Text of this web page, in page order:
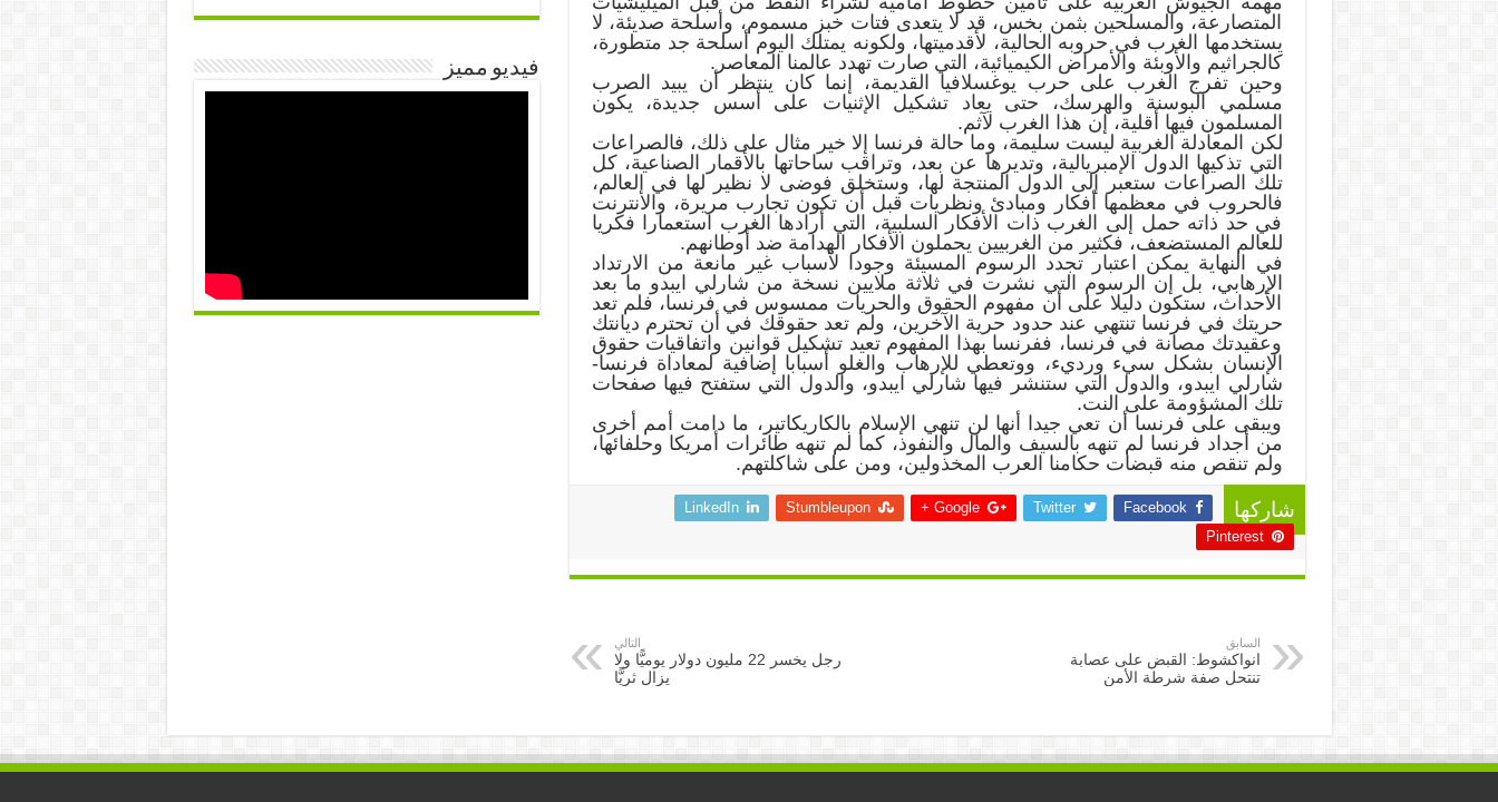
المتصارعة، والمسلحين بثمن بخس، قد لا يتعدى فتات خبز مسموم، وأسلحة صديئة، لا
يستخدمها الغرب في حروبه الحالية، لأقدميتها، ولكونه يمتلك اليوم أسلحة جد متطورة،
كالجراثيم والأوبئة والأمراض الكيميائية، التي صارت تهدد عالمنا المعاصر.
وحين تفرج الغرب على حرب يوغسلافيا القديمة، إنما كان ينتظر أن يبيد الصرب
مسلمي البوسنة والهرسك، حتى يعاد تشكيل الإثنيات على أسس جديدة، يكون
المسلمون فيها أقلية، إن هذا الغرب لآثم.
لكن المعادلة الغربية ليست سليمة، وما حالة فرنسا إلا خير مثال على ذلك، فالصراعات
التي تذكيها الدول الإمبريالية، وتديرها عن بعد، وتراقب ساحاتها بالأقمار الصناعية، كل
تلك الصراعات ستعبر إلى الدول المنتجة لها، وستخلق فوضى لا نظير لها في العالم،
فالحروب في معظمها أفكار ومبادئ ونظريات قبل أن تكون تجارب مريرة، والأنترنت
في حد ذاته حمل إلى الغرب ذات الأفكار السلبية، التي أرادها الغرب استعمارا فكريا
للعالم المستضعف، فكثير من الغربيين يحملون الأفكار الهدامة ضد أوطانهم.
في النهاية يمكن اعتبار تجدد الرسوم المسيئة وجودا لأسباب غير مانعة من الارتداد
الإرهابي، بل إن الرسوم التي نشرت في ثلاثة ملايين نسخة من شارلي ايبدو ما بعد
الأحداث، ستكون دليلا على أن مفهوم الحقوق والحريات ممسوس في فرنسا، فلم تعد
حريتك في فرنسا تنتهي عند حدود حرية الآخرين، ولم تعد حقوقك في أن تحترم ديانتك
وعقيدتك مصانة في فرنسا، ففرنسا بهذا المفهوم تعيد تشكيل قوانين واتفاقيات حقوق
الإنسان بشكل سيء ورديء، ووتعطي للإرهاب والغلو أسبابا إضافية لمعاداة فرنسا-
شارلي ايبدو، والدول التي ستنشر فيها شارلي ايبدو، والدول التي ستفتح فيها صفحات
تلك المشؤومة على النت.
ويبقى على فرنسا أن تعي جيدا أنها لن تنهي الإسلام بالكاريكاتير، ما دامت أمم أخرى
من أجداد فرنسا لم تنهه بالسيف والمال والنفوذ، كما لم تنهه طائرات أمريكا وحلفائها،
ولم تنقص منه قبضات حكامنا العرب المخذولين، ومن على شاكلتهم.
شاركها Facebook
Twitter
Google +
Stumbleupon
LinkedIn
Pinterest
السابق
انواكشوط: القبض على عصابة
تنتحل صفة شرطة الأمن
التالي
رجل يخسر 22 مليون دولار يوميًّا ولا
يزال ثريًّا
فيديو مميز